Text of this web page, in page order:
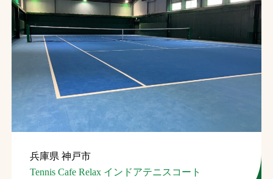
兵庫県 神戸市
Tennis Cafe Relax インドアテニスコート